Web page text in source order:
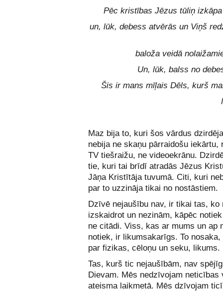
Pēc kristības Jēzus tūliņ
un, lūk, debess atvērās un Viņš
baloža veidā
Un, lūk, balss no
Šis ir mans mīļais Dēls, kurš
Maz bija to, kuri šos vārdus
nebija ne skaņu pārraidošu iekārtu,
TV tiešraižu, ne videoekrānu.
tie, kuri tai brīdī atradās Jēzus
Jāņa Kristītāja tuvumā. Citi, kuri
par to uzzināja tikai no nostāstiem.
Dzīvē nejaušību nav, ir tikai tas, ko
izskaidrot un nezinām, kāpēc
ne citādi. Viss, kas ar mums un ap
notiek, ir likumsakarīgs. To
par fizikas, cēloņu un seku, likums.
Tas, kurš tic nejaušībām, nav
Dievam. Mēs nedzīvojam neticības
ateisma laikmetā. Mēs dzīvojam